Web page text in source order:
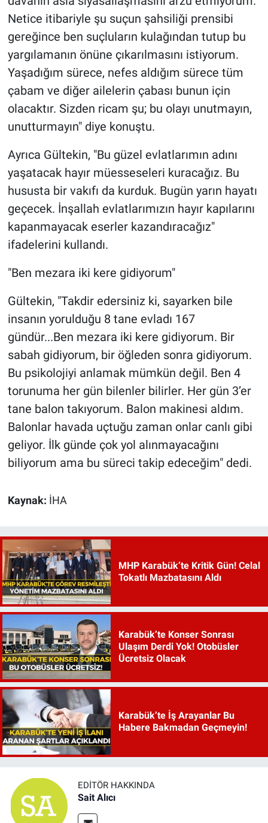
Netice itibariyle şu suçun şahsiliği prensibi
gereğince ben suçluların kulağından tutup bu
yargılamanın önüne çıkarılmasını istiyorum.
Yaşadığım sürece, nefes aldığım sürece tüm
çabam ve diğer ailelerin çabası bunun için
olacaktır. Sizden ricam şu; bu olayı unutmayın,
unutturmayın" diye konuştu.
Ayrıca Gültekin, "Bu güzel evlatlarımın adını
yaşatacak hayır müesseseleri kuracağız. Bu
hususta bir vakıfı da kurduk. Bugün yarın hayatı
geçecek. İnşallah evlatlarımızın hayır kapılarını
kapanmayacak eserler kazandıracağız"
ifadelerini kullandı.
"Ben mezara iki kere gidiyorum"
Gültekin, "Takdir edersiniz ki, sayarken bile
insanın yorulduğu 8 tane evladı 167
gündür...Ben mezara iki kere gidiyorum. Bir
sabah gidiyorum, bir öğleden sonra gidiyorum.
Bu psikolojiyi anlamak mümkün değil. Ben 4
torunuma her gün bilenler bilirler. Her gün 3’er
tane balon takıyorum. Balon makinesi aldım.
Balonlar havada uçtuğu zaman onlar canlı gibi
geliyor. İlk günde çok yol alınmayacağını
biliyorum ama bu süreci takip edeceğim" dedi.
Kaynak: İHA
MHP Karabük’te Kritik Gün! Celal
Tokatlı Mazbatasını Aldı
Karabük’te Konser Sonrası
Ulaşım Derdi Yok! Otobüsler
Ücretsiz Olacak
Karabük’te İş Arayanlar Bu
Habere Bakmadan Geçmeyin!
EDITÖR HAKKINDA
Sait Alıcı